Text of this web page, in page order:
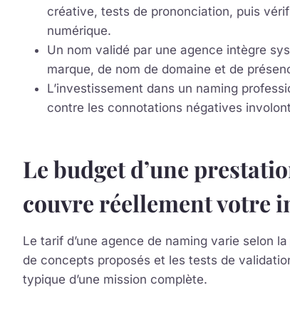
créative, tests de prononciation, puis
numérique.
Un nom validé par une agence intègre
marque, de nom de domaine et de
L’investissement dans un naming
contre les connotations négatives
Le budget d’une
couvre réellement votre
Le tarif d’une agence de naming varie selon
de concepts proposés et les tests de
typique d’une mission complète.